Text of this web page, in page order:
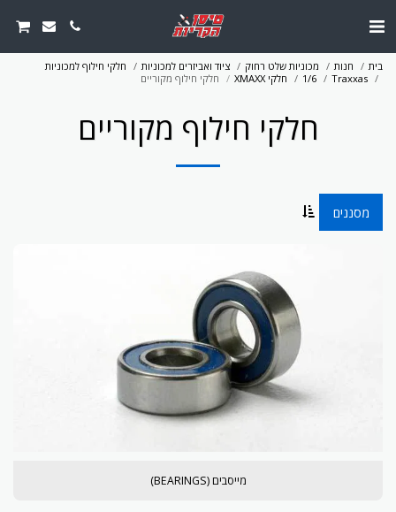
בית חנות מכוניות שלט רחוק ציוד ואביזרים למכוניות
חלקי חילוף למכוניות
Traxxas
1/6 חלקי XMAXX חלקי חילוף מקוריים
חלקי חילוף מקוריים
מסננים
מייסבים (BEARINGS)